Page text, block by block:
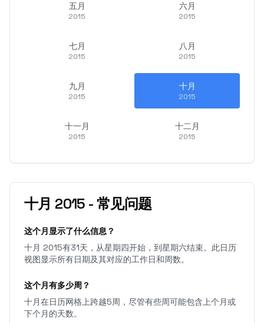
五月
2015
六月
2015
七月
2015
八月
2015
九月
2015
十月
2015
十一月
2015
十二月
2015
十月 2015 -常见问题
这个月显示了什么信息？
十月 2015有31天，从星期四开始，到星期六结束。此日历
视图显示所有日期及其对应的工作日和周数。
这个月有多少周？
十月在日历网格上跨越5周，尽管有些周可能包含上个月或
下个月的天数。